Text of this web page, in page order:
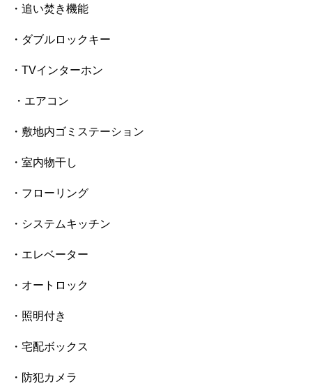
・追い焚き機能
・ダブルロックキー
・TVインターホン
・エアコン
・敷地内ゴミステーション
・室内物干し
・フローリング
・システムキッチン
・エレベーター
・オートロック
・照明付き
・宅配ボックス
・防犯カメラ